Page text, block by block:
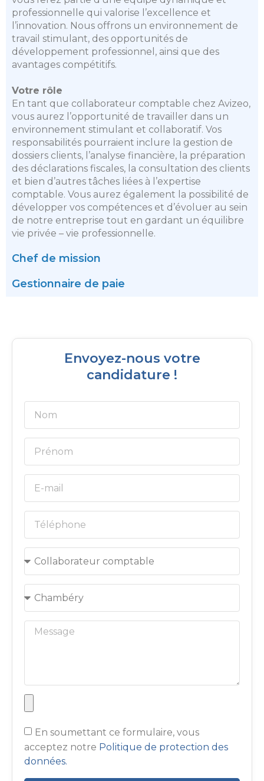
professionnelle qui valorise l’excellence et
l’innovation. Nous offrons un environnement de
travail stimulant, des opportunités de
développement professionnel, ainsi que des
avantages compétitifs.
Votre rôle
En tant que collaborateur comptable chez Avizeo,
vous aurez l’opportunité de travailler dans un
environnement stimulant et collaboratif. Vos
responsabilités pourraient inclure la gestion de
dossiers clients, l’analyse financière, la préparation
des déclarations fiscales, la consultation des clients
et bien d’autres tâches liées à l’expertise
comptable. Vous aurez également la possibilité de
développer vos compétences et d’évoluer au sein
de notre entreprise tout en gardant un équilibre
vie privée – vie professionnelle.
Chef de mission
Gestionnaire de paie
Envoyez-nous votre
candidature !
En soumettant ce formulaire, vous
acceptez notre Politique de protection des
données.